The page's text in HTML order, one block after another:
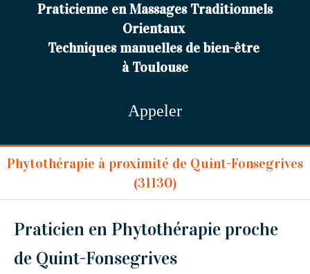
Praticienne en Massages Traditionnels
Orientaux
Techniques manuelles de bien-être
à Toulouse
Appeler
Phytothérapie à proximité de Quint-Fonsegrives
(31130)
Praticien en Phytothérapie proche
de Quint-Fonsegrives